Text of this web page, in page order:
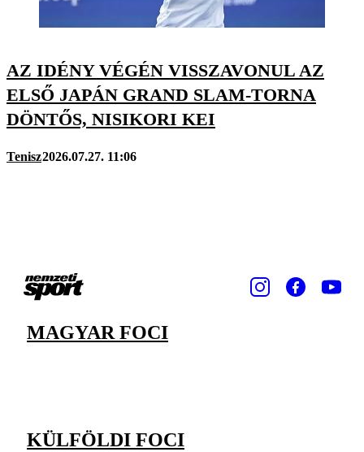
AZ IDÉNY VÉGÉN VISSZAVONUL AZ
ELSŐ JAPÁN GRAND SLAM-TORNA
DÖNTŐS, NISIKORI KEI
Tenisz2026.07.27. 11:06
MAGYAR FOCI
KÜLFÖLDI FOCI